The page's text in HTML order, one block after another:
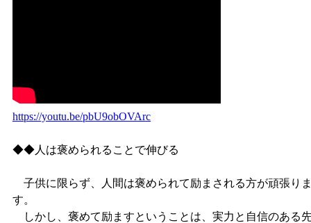
https://youtu.be/pbU9obOVArc
◆◆人は褒められることで伸びる
子供に限らず、人間は褒められて励まされる方が頑張り
す。
しかし、褒めて励ますということは、実力と自信のある